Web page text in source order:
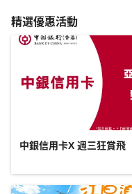
精選優惠活動
中銀信用卡X 週三狂賞飛